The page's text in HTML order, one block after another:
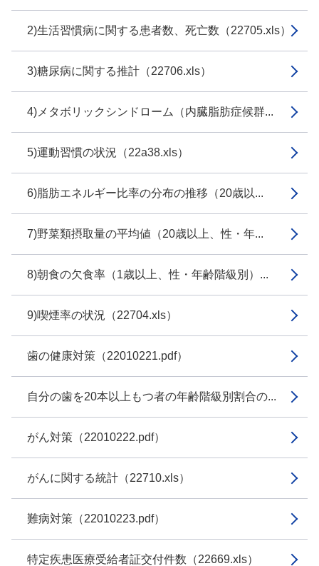
2)生活習慣病に関する患者数、死亡数（22705.xls）
3)糖尿病に関する推計（22706.xls）
4)メタボリックシンドローム（内臓脂肪症候群...
5)運動習慣の状況（22a38.xls）
6)脂肪エネルギー比率の分布の推移（20歳以...
7)野菜類摂取量の平均値（20歳以上、性・年...
8)朝食の欠食率（1歳以上、性・年齢階級別）...
9)喫煙率の状況（22704.xls）
歯の健康対策（22010221.pdf）
自分の歯を20本以上もつ者の年齢階級別割合の...
がん対策（22010222.pdf）
がんに関する統計（22710.xls）
難病対策（22010223.pdf）
特定疾患医療受給者証交付件数（22669.xls）